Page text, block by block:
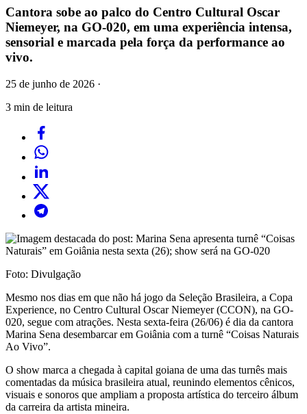
Cantora sobe ao palco do Centro Cultural Oscar
Niemeyer, na GO-020, em uma experiência intensa,
sensorial e marcada pela força da performance ao
vivo.
25 de junho de 2026 ·
3 min de leitura
Foto: Divulgação
Mesmo nos dias em que não há jogo da Seleção Brasileira, a Copa
Experience, no Centro Cultural Oscar Niemeyer (CCON), na GO-
020, segue com atrações. Nesta sexta-feira (26/06) é dia da cantora
Marina Sena desembarcar em Goiânia com a turnê “Coisas Naturais
Ao Vivo”.
O show marca a chegada à capital goiana de uma das turnês mais
comentadas da música brasileira atual, reunindo elementos cênicos,
visuais e sonoros que ampliam a proposta artística do terceiro álbum
da carreira da artista mineira.